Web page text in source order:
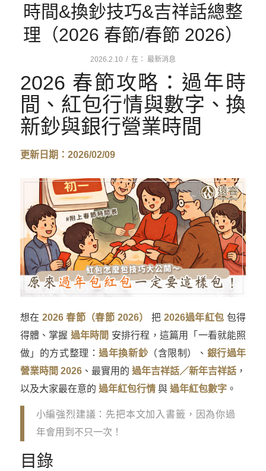
時間&換鈔技巧&吉祥話總整
理（2026 春節/春節 2026）
2026.2.10 / 在： 最新消息
2026 春節攻略：過年時
間、紅包行情與數字、換
新鈔與銀行營業時間
更新日期：2026/02/09
想在 2026 春節（春節 2026） 把 2026過年紅包 包得
得體、掌握 過年時間 安排行程，這篇用「一看就能照
做」的方式整理：過年換新鈔 （含限制）、 銀行過年
營業時間 2026、最實用的過年吉祥話／新年吉祥話 ，
以及大家最在意的 過年紅包行情與 過年紅包數字。
小編強烈建議：先把本文加入書籤，因為你過
年會用到不只一次！
目錄